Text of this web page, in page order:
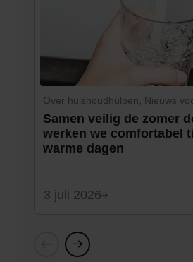
Over huishoudhulpen, Nieuws
Samen veilig de zomer
werken we comfortabel
warme dagen
3 juli 2026
VorigeVolgende